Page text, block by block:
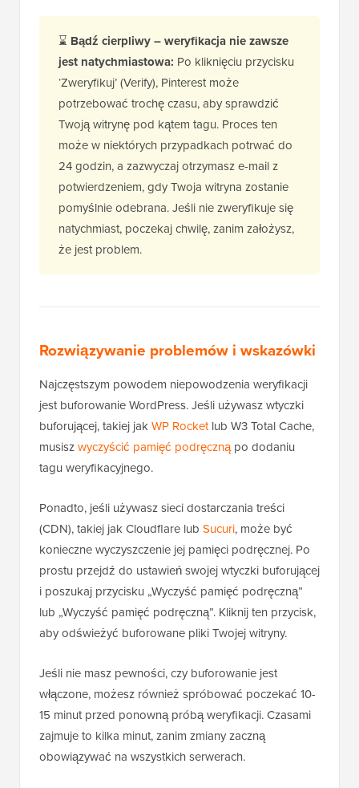
⌛ Bądź cierpliwy – weryfikacja nie zawsze
jest natychmiastowa: Po kliknięciu przycisku
‘Zweryfikuj’ (Verify), Pinterest może
potrzebować trochę czasu, aby sprawdzić
Twoją witrynę pod kątem tagu. Proces ten
może w niektórych przypadkach potrwać do
24 godzin, a zazwyczaj otrzymasz e-mail z
potwierdzeniem, gdy Twoja witryna zostanie
pomyślnie odebrana. Jeśli nie zweryfikuje się
natychmiast, poczekaj chwilę, zanim założysz,
że jest problem.
Rozwiązywanie problemów i wskazówki
Najczęstszym powodem niepowodzenia weryfikacji
jest buforowanie WordPress. Jeśli używasz wtyczki
buforującej, takiej jakWP Rocketlub W3 Total Cache,
musiszwyczyścić pamięć podręcznąpo dodaniu
tagu weryfikacyjnego.
Ponadto, jeśli używasz sieci dostarczania treści
(CDN), takiej jak Cloudflare lub Sucuri, może być
konieczne wyczyszczenie jej pamięci podręcznej. Po
prostu przejdź do ustawień swojej wtyczki buforującej
i poszukaj przycisku „Wyczyść pamięć podręczną”
lub „Wyczyść pamięć podręczną”. Kliknij ten przycisk,
aby odświeżyć buforowane pliki Twojej witryny.
Jeśli nie masz pewności, czy buforowanie jest
włączone, możesz również spróbować poczekać 10-
15 minut przed ponowną próbą weryfikacji. Czasami
zajmuje to kilka minut, zanim zmiany zaczną
obowiązywać na wszystkich serwerach.